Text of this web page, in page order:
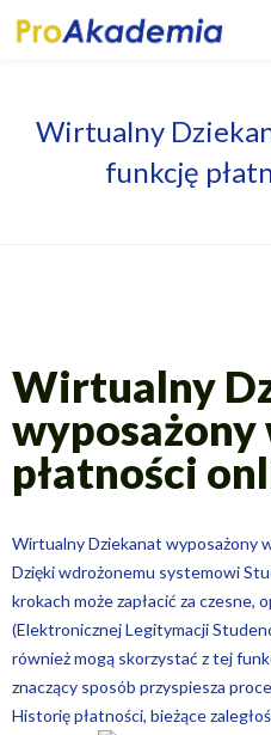
Wirtualny
funkcję
Wirtualny
płatności
Wirtualny Dziekanat wyposażony
Dzięki wdrożonemu systemowi
krokach może zapłacić za czesne,
(Elektronicznej Legitymacji
również mogą skorzystać z tej
znaczący sposób przyspiesza
Historię płatności, bieżące